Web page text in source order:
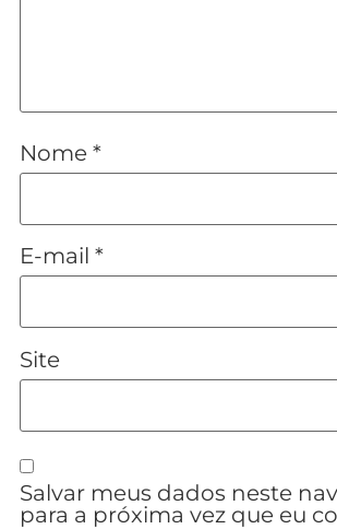
Nome *
E-mail *
Site
Salvar meus dados neste
para a próxima vez que eu